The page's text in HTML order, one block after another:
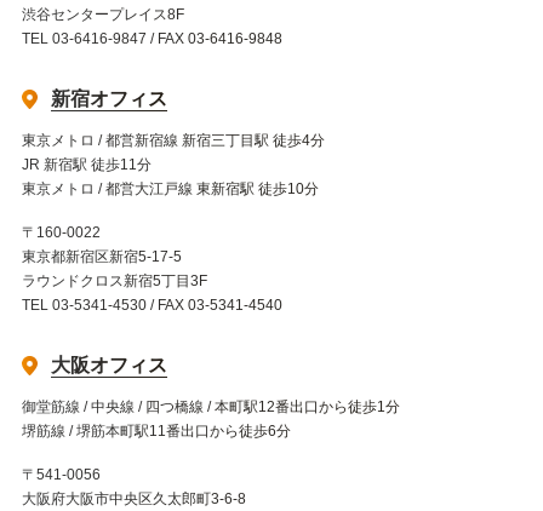
渋谷センタープレイス8F
TEL 03-6416-9847 / FAX 03-6416-9848
新宿オフィス
東京メトロ / 都営新宿線 新宿三丁目駅 徒歩4分
JR 新宿駅 徒歩11分
東京メトロ / 都営大江戸線 東新宿駅 徒歩10分
〒160-0022
東京都新宿区新宿5-17-5
ラウンドクロス新宿5丁目3F
TEL 03-5341-4530 / FAX 03-5341-4540
大阪オフィス
御堂筋線 / 中央線 / 四つ橋線 / 本町駅12番出口から徒歩1分
堺筋線 / 堺筋本町駅11番出口から徒歩6分
〒541-0056
大阪府大阪市中央区久太郎町3-6-8